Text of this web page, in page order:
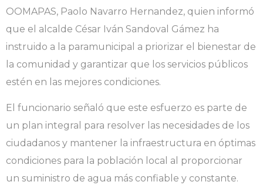
OOMAPAS, Paolo Navarro Hernandez, quien informó
que el alcalde César Iván Sandoval Gámez ha
instruido a la paramunicipal a priorizar el bienestar de
la comunidad y garantizar que los servicios públicos
estén en las mejores condiciones.
El funcionario señaló que este esfuerzo es parte de
un plan integral para resolver las necesidades de los
ciudadanos y mantener la infraestructura en óptimas
condiciones para la población local al proporcionar
un suministro de agua más confiable y constante.